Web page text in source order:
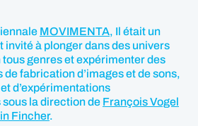
MOVIMENTA, Il était un
invité à plonger dans des univers
genres et expérimenter des
fabrication d’images et de sons,
d’expérimentations
la direction de François Vogel
Fincher.